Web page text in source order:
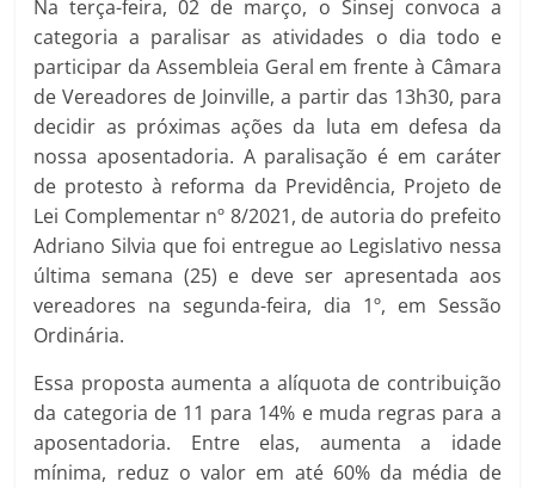
Na terça-feira, 02 de março, o Sinsej convoca a
categoria a paralisar as atividades o dia todo e
participar da Assembleia Geral em frente à Câmara
de Vereadores de Joinville, a partir das 13h30, para
decidir as próximas ações da luta em defesa da
nossa aposentadoria. A paralisação é em caráter
de protesto à reforma da Previdência, Projeto de
Lei Complementar nº 8/2021, de autoria do prefeito
Adriano Silvia que foi entregue ao Legislativo nessa
última semana (25) e deve ser apresentada aos
vereadores na segunda-feira, dia 1º, em Sessão
Ordinária.
Essa proposta aumenta a alíquota de contribuição
da categoria de 11 para 14% e muda regras para a
aposentadoria. Entre elas, aumenta a idade
mínima, reduz o valor em até 60% da média de